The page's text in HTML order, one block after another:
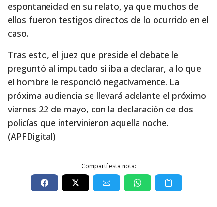
espontaneidad en su relato, ya que muchos de
ellos fueron testigos directos de lo ocurrido en el
caso.
Tras esto, el juez que preside el debate le
preguntó al imputado si iba a declarar, a lo que
el hombre le respondió negativamente. La
próxima audiencia se llevará adelante el próximo
viernes 22 de mayo, con la declaración de dos
policías que intervinieron aquella noche.
(APFDigital)
Compartí esta nota: